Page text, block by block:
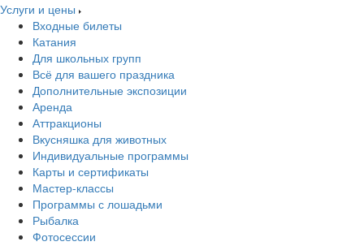
Услуги и цены
Входные билеты
Катания
Для школьных групп
Всё для вашего праздника
Дополнительные экспозиции
Аренда
Аттракционы
Вкусняшка для животных
Индивидуальные программы
Карты и сертификаты
Мастер-классы
Программы с лошадьми
Рыбалка
Фотосессии